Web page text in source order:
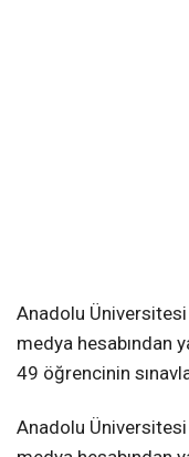
Anadolu
medya hesabından
49 öğrencinin
Anadolu